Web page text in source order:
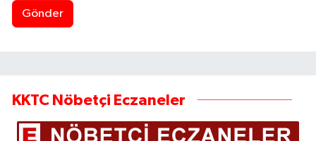
Gönder
KKTC Nöbetçi Eczaneler